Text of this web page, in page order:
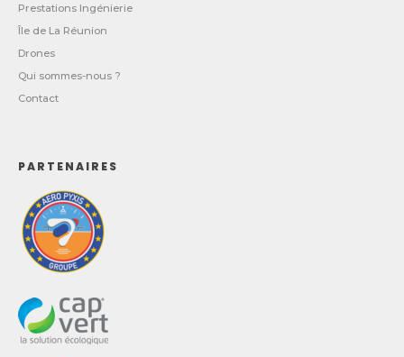
Prestations Ingénierie
Île de La Réunion
Drones
Qui sommes-nous ?
Contact
PARTENAIRES